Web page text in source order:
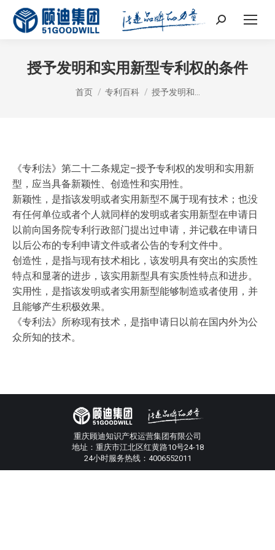
Search:
授予发明和实用新型专利权的条件
您在这里：
首页 专利百科 授予发明和…
《专利法》第二十二条规定–授予专利权的发明和实用新
型，应当具备新颖性、创造性和实用性。
新颖性，是指该发明或者实用新型不属于现有技术；也没
有任何单位或者个人就同样的发明或者实用新型在申请日
以前向国务院专利行政部门提出过申请，并记载在申请日
以后公布的专利申请文件或者公告的专利文件中。
创造性，是指与现有技术相比，该发明具有突出的实质性
特点和显著的进步，该实用新型具有实质性特点和进步。
实用性，是指该发明或者实用新型能够制造或者使用，并
且能够产生积极效果。
《专利法》所称现有技术，是指申请日以前在国内外为公
众所知的技术。
重庆顾迪知识产权运营集团有限公司
地址：重庆市江北区红黄路10号24-18
24小时服务热线：4006552011